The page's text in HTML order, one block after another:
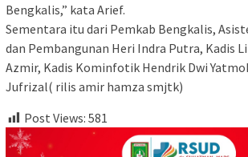
Bengkalis,” kata Arief.
Sementara itu dari Pemkab Bengkalis,
dan Pembangunan Heri Indra Putra, Kadis
Azmir, Kadis Kominfotik Hendrik Dwi
Jufrizal( rilis amir hamza smjtk)
Post Views: 581